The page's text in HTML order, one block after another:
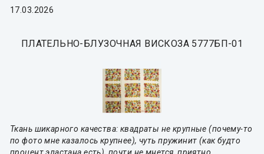
17.03.2026
ПЛАТЕЛЬНО-БЛУЗОЧНАЯ ВИСКОЗА 5777БП-01
Ткань шикарного качества: квадраты не крупные (почему-то
по фото мне казалось крупнее), чуть пружинит (как будто